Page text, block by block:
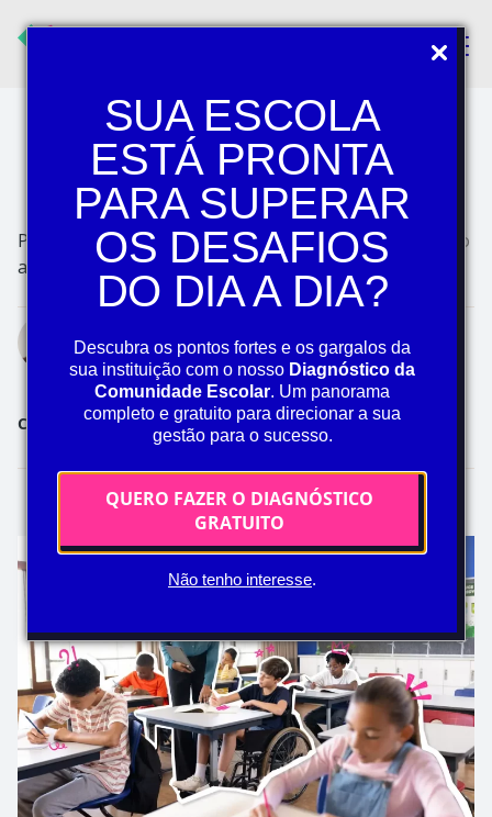
SUA ESCOLA
ESTÁ PRONTA
PARA SUPERAR
OS DESAFIOS
DO DIA A DIA?
Descubra os pontos fortes e os gargalos da
sua instituição com o nosso Diagnóstico da
Comunidade Escolar. Um panorama
completo e gratuito para direcionar a sua
gestão para o sucesso.
QUERO FAZER O DIAGNÓSTICO
GRATUITO
Não tenho interesse.
Pular navegação
inclusiva e como colocar
em prática na sua escola
Publicado em 22 de
agosto de 2025
Atualizado em 19 de maio
de 2026.
Estagiária de Marketing
Compartilhe